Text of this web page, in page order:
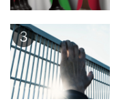
3